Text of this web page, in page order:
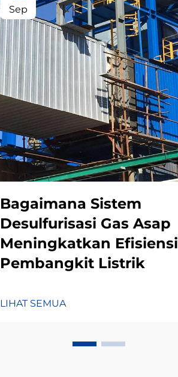
Sep
Bagaimana Sistem
Desulfurisasi Gas Asap
Meningkatkan Efisiensi
Pembangkit Listrik
LIHAT SEMUA